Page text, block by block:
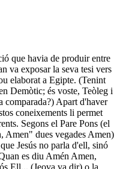
que havia de produir entre
va exposar la seva tesi vers
elaborat a Egipte. (Tenint
Demòtic; és voste, Teòleg i
comparada?) Apart d'haver
coneixements li permet
Segons el Pare Pons (el
Amen" dues vegades Amen)
Jesús no parla d'ell, sinó
es diu Amén Amen,
Ell... (Jeova va dir) o la